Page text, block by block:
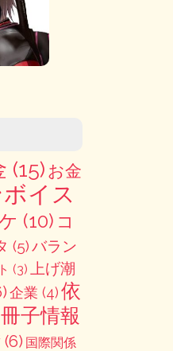
(15) お金
イス
(10) コ
(5)バラン
(3) 上げ潮
企業 (4)依
冊子情報
(6) 国際関係